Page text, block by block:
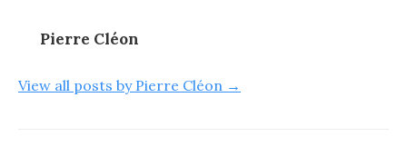
Pierre Cléon
View all posts by Pierre Cléon →